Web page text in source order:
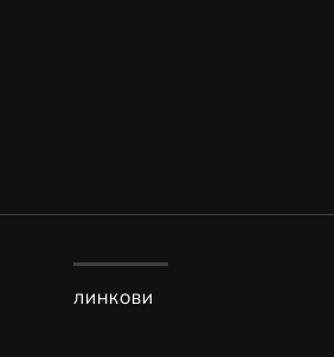
ЛИНКОВИ